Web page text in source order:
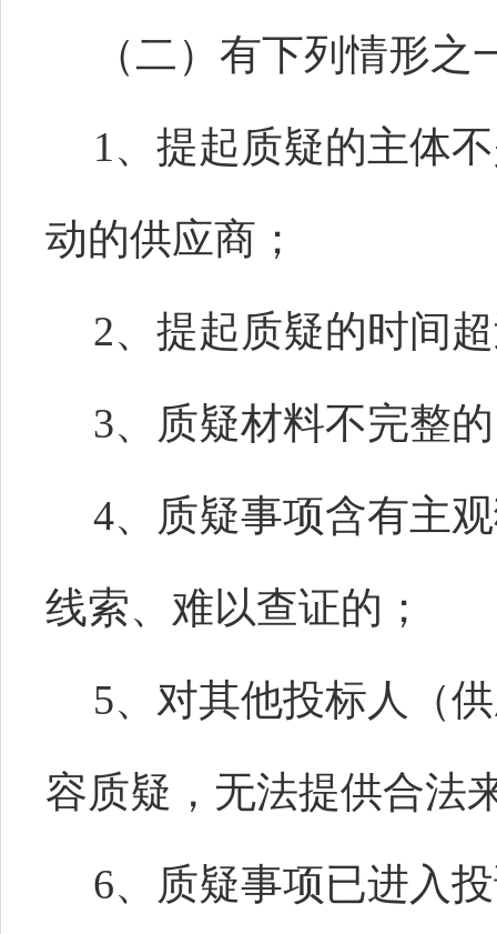
（二）有下列情形
1、提起质疑的主体
动的供应商；
2、提起质疑的时间
3、质疑材料不完整
4、质疑事项含有主
线索、难以查证的；
5、对其他投标人（
容质疑，无法提供合法
6、质疑事项已进入